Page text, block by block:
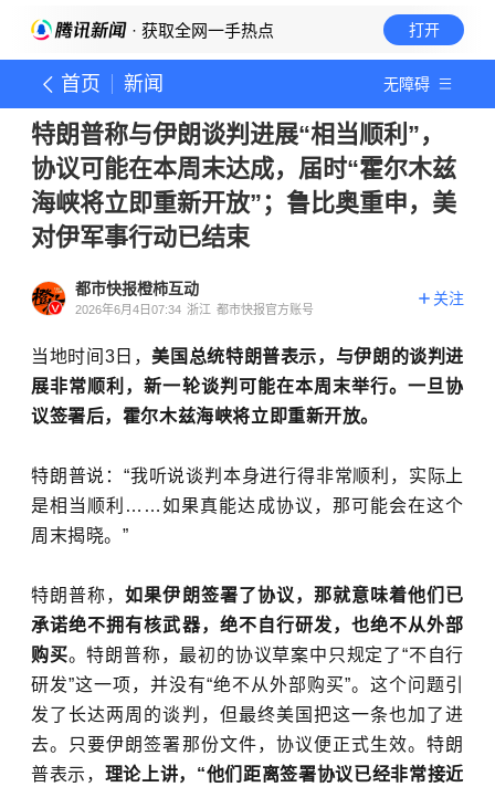
· 获取全网一手热点 打开
首页 新闻 无障碍
特朗普称与伊朗谈判进展“相当顺利”，
协议可能在本周末达成，届时“霍尔木兹
海峡将立即重新开放”；鲁比奥重申，美
对伊军事行动已结束
都市快报橙柿互动
2026年6月4日07:34 浙江 都市快报官方账号
关注
当地时间3日，美国总统特朗普表示，与伊朗的谈判进
展非常顺利，新一轮谈判可能在本周末举行。一旦协
议签署后，霍尔木兹海峡将立即重新开放。
特朗普说：“我听说谈判本身进行得非常顺利，实际上
是相当顺利……如果真能达成协议，那可能会在这个
周末揭晓。”
特朗普称，如果伊朗签署了协议，那就意味着他们已
承诺绝不拥有核武器，绝不自行研发，也绝不从外部
购买。特朗普称，最初的协议草案中只规定了“不自行
研发”这一项，并没有“绝不从外部购买”。这个问题引
发了长达两周的谈判，但最终美国把这一条也加了进
去。只要伊朗签署那份文件，协议便正式生效。特朗
普表示， 理论上讲，“他们距离签署协议已经非常接近